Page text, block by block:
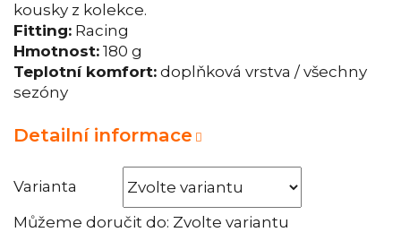
Varianta
Můžeme doručit do: Zvolte variantu
kousky z kolekce.
Fitting: Racing
Hmotnost: 180 g
Teplotní komfort: doplňková vrstva / všechny
sezóny
Detailní informace